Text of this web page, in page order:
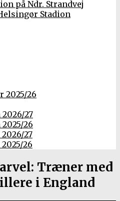
på Ndr. Strandvej
Stadion
2025/26
27
26
27
26
Træner med
i England